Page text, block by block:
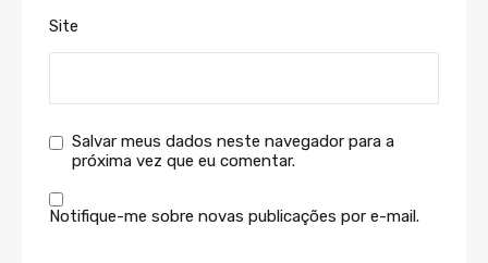
Site
Salvar meus dados neste navegador para a
próxima vez que eu comentar.
Notifique-me sobre novas publicações por e-mail.